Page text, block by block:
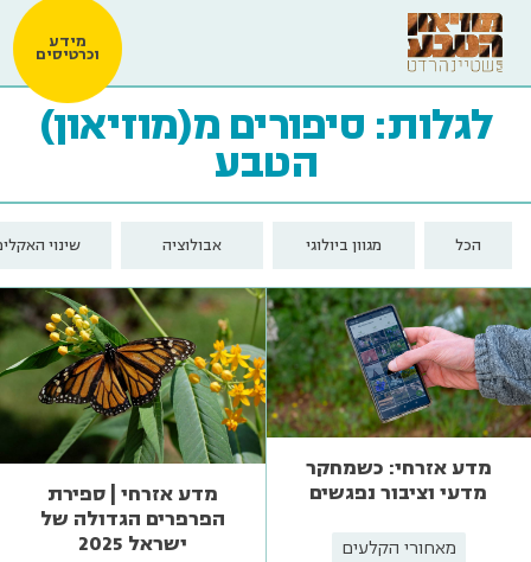
מידע
וכרטיסים
לגלות: סיפורים מ(מוזיאון)
הטבע
הכל מגוון ביולוגי אבולוציה שינוי
מדע אזרחי: כשמחקר
מדעי וציבור נפגשים
מאחורי הקלעים
מדע אזרחי | ספירת
הפרפרים הגדולה של
ישראל 2025